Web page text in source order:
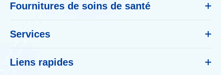
Fournitures de soins de santé
Services
Liens rapides